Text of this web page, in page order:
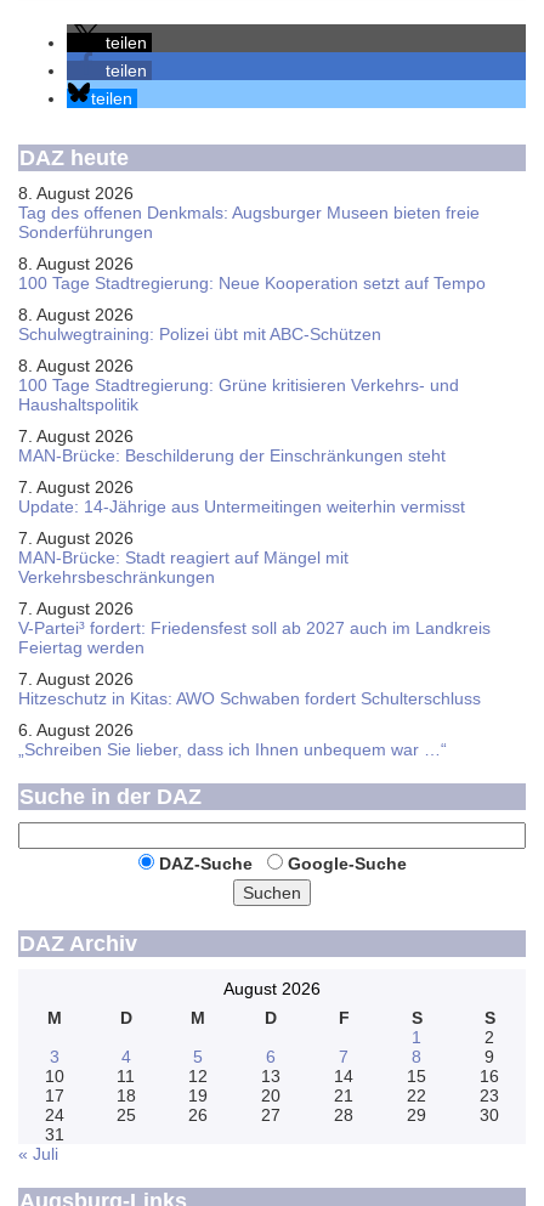
teilen
teilen
teilen
DAZ heute
8. August 2026
Tag des offenen Denkmals: Augsburger Museen bieten freie
Sonderführungen
8. August 2026
100 Tage Stadtregierung: Neue Kooperation setzt auf Tempo
8. August 2026
Schul­weg­trai­ning: Poli­zei übt mit ABC-Schüt­zen
8. August 2026
100 Tage Stadtregierung: Grüne kritisieren Verkehrs- und
Haushaltspolitik
7. August 2026
MAN-Brücke: Beschilderung der Einschränkungen steht
7. August 2026
Update: 14-Jährige aus Untermeitingen weiterhin vermisst
7. August 2026
MAN-Brücke: Stadt reagiert auf Mängel mit
Verkehrsbeschränkungen
7. August 2026
V-Partei­³ fordert: Friedens­fest soll ab 2027 auch im Land­kreis
Feier­tag werden
7. August 2026
Hitzeschutz in Kitas: AWO Schwaben fordert Schulterschluss
6. August 2026
„Schreiben Sie lieber, dass ich Ihnen unbequem war …“
Suche in der DAZ
DAZ-Suche
Google-Suche
Suchen
DAZ Archiv
August 2026
M
D M D F S
S
1
2
3
4 5 6 7 8
9
10
11 12 13 14 15
16
17
18 19 20 21 22
23
24
25 26 27 28 29
30
31
« Juli
Augsburg-Links